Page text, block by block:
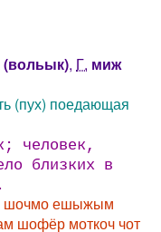
, Г. миж
(пух) поедающая
человек,
близких в
шочмо ешыжым
шофёр моткоч чот